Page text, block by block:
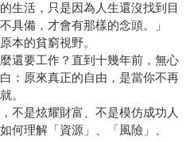
生活，只是因為人生還沒找到目
具備，才會有那樣的念頭。」
本的貧窮視野。
還要工作？直到十幾年前，無心
：原來真正的自由，是當你不再
。
不是炫耀財富、不是模仿成功人
何理解「資源」、「風險」、